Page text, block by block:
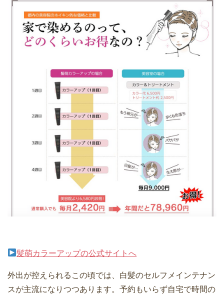
髪萌カラーアップの公式サイトへ
外出が控えられるこの頃では、白髪のセルフメインテナン
スが主流になりつつあります。予約もいらず自宅で時間の